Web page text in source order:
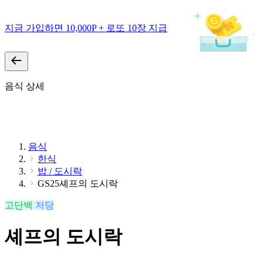
지금 가입하면 10,000P + 로또 10장 지급
음식 상세
음식
한식
밥 / 도시락
GS25셰프의 도시락
고단백 저당
셰프의 도시락